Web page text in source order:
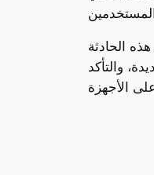
الحادثة
والتأكد